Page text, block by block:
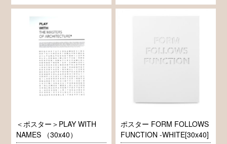
＜ポスター＞PLAY WITH
NAMES （30x40）
ポスター FORM FOLLOWS
FUNCTION -WHITE[30x40]